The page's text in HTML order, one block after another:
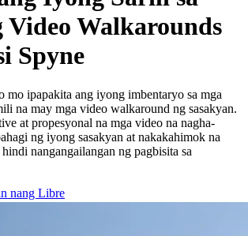
Video Walkarounds
Spyne
mo ipapakita ang iyong imbentaryo sa mga
na may mga video walkaround ng sasakyan.
at propesyonal na mga video na nagha-
ng iyong sasakyan at nakakahimok na
nangangailangan ng pagbisita sa
nang Libre